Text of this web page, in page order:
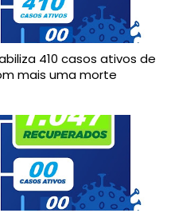
410 casos ativos de
mais uma morte